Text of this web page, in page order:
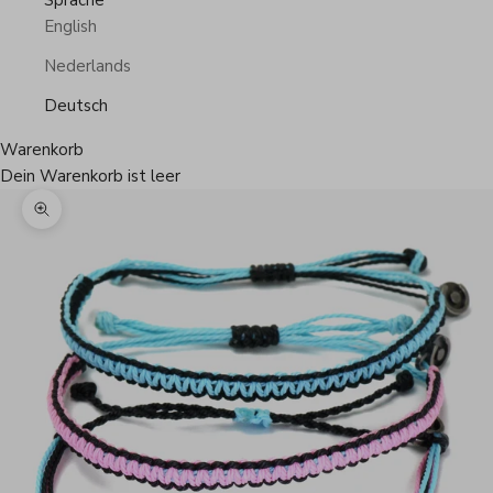
English
Nederlands
Deutsch
Warenkorb
Dein Warenkorb ist leer
Bild vergrößern